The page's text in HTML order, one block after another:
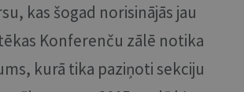
kas šogad norisinājās jau
Konferenču zālē notika
kurā tika paziņoti sekciju